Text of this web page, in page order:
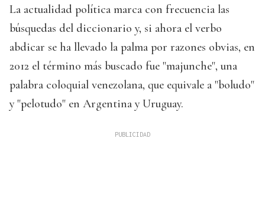
La actualidad política marca con frecuencia las
búsquedas del diccionario y, si ahora el verbo
abdicar se ha llevado la palma por razones obvias, en
2012 el término más buscado fue "majunche", una
palabra coloquial venezolana, que equivale a "boludo"
y "pelotudo" en Argentina y Uruguay.